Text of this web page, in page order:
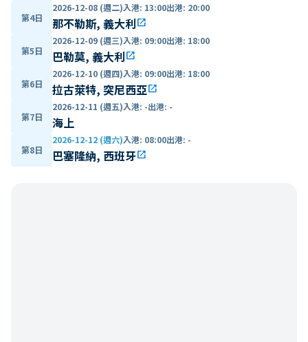
第4日
2026-12-08 (週二)入港: 13:00出港: 20:00
那不勒斯, 義大利open_in_new
第5日
2026-12-09 (週三)入港: 09:00出港: 18:00
巴勒莫, 義大利open_in_new
第6日
2026-12-10 (週四)入港: 09:00出港: 18:00
拉古萊特, 突尼西亞open_in_new
第7日
2026-12-11 (週五)入港: -出港: -
海上
第8日
2026-12-12 (週六)入港: 08:00出港: -
巴塞隆納, 西班牙open_in_new